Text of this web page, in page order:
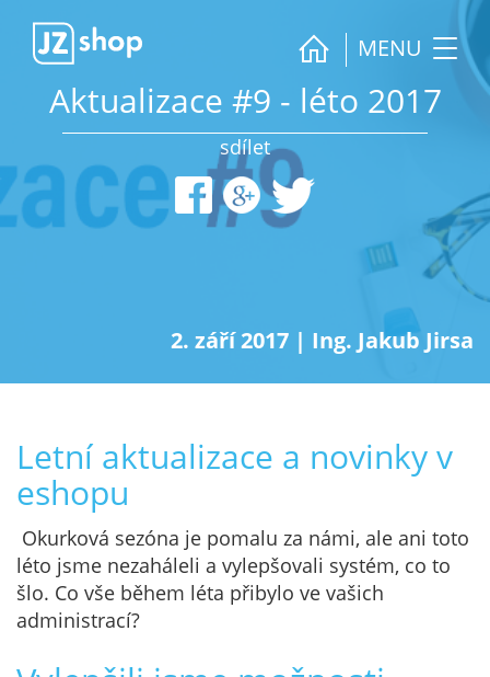
MENU
Aktualizace #9 - léto 2017
sdílet
2. září 2017 | Ing. Jakub Jirsa
Letní aktualizace a novinky v
eshopu
Okurková sezóna je pomalu za námi, ale ani toto
léto jsme nezaháleli a vylepšovali systém, co to
šlo. Co vše během léta přibylo ve vašich
administrací?